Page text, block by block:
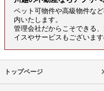
ペット可物件や高級物件な
内いたします。
管理会社だからこそできる
イスやサービスもございま
トップページ